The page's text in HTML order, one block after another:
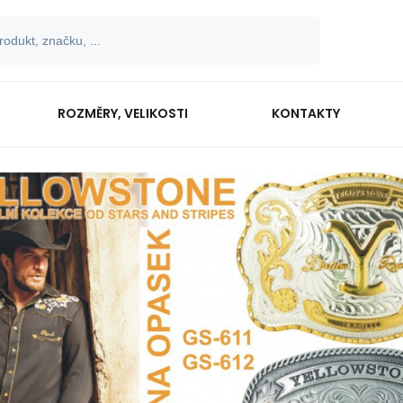
ROZMĚRY, VELIKOSTI KONTAKTY